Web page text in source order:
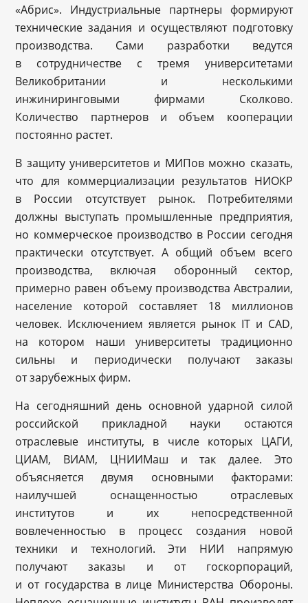
«Абрис». Индустриальные партнеры формируют
технические задания и осуществляют подготовку
производства. Сами разработки ведутся
в сотрудничестве с тремя университетами
Великобритании и несколькими
инжиниринговыми фирмами Сколково.
Количество партнеров и объем кооперации
постоянно растет.
В защиту университетов и МИПов можно сказать,
что для коммерциализации результатов НИОКР
в России отсутствует рынок. Потребителями
должны выступать промышленные предприятия,
но коммерческое производство в России сегодня
практически отсутствует. А общий объем всего
производства, включая оборонный сектор,
примерно равен объему производства Австралии,
население которой составляет 18 миллионов
человек. Исключением является рынок IT и CAD,
на котором наши университеты традиционно
сильны и периодически получают заказы
от зарубежных фирм.
На сегодняшний день основной ударной силой
российской прикладной науки остаются
отраслевые институты, в числе которых ЦАГИ,
ЦИАМ, ВИАМ, ЦНИИМаш и так далее. Это
объясняется двумя основными факторами:
наилучшей оснащенностью отраслевых
институтов и их непосредственной
вовлеченностью в процесс создания новой
техники и технологий. Эти НИИ напрямую
получают заказы и от госкорпораций,
и от государства в лице Министерства Обороны.